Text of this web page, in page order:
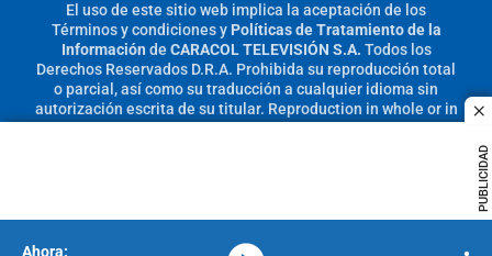
PUBLICIDAD
El uso de este sitio web implica la aceptación de los
Términos y condicionesy Políticas de Tratamiento de la
Información de CARACOL TELEVISIÓN S.A. Todos los
Derechos Reservados D.R.A. Prohibida su reproducción total
o parcial, así como su traducción a cualquier idioma sin
autorización escrita de su titular. Reproduction in whole or in